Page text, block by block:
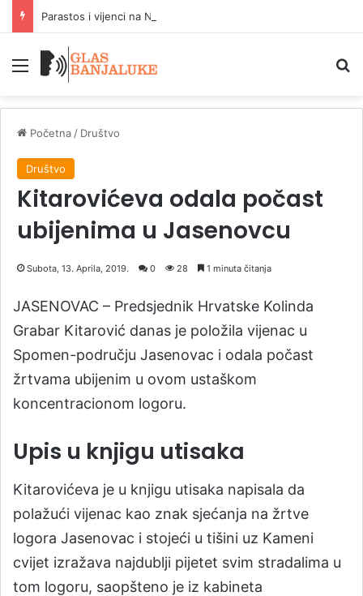
Parastos i vijenci na Novom Zejtinliku
Meni
Početna / Društvo
Društvo
Kitarovićeva odala počast
ubijenima u Jasenovcu
Subota, 13. Aprila, 2019. 0 28 1 minuta čitanja
JASENOVAC – Predsjednik Hrvatske Kolinda
Grabar Kitarović danas je položila vijenac u
Spomen-području Jasenovac i odala počast
žrtvama ubijenim u ovom ustaškom
koncentracionom logoru.
Upis u knjigu utisaka
Kitarovićeva je u knjigu utisaka napisala da
polažući vijenac kao znak sjećanja na žrtve
logora Jasenovac i stojeći u tišini uz Kameni
cvijet izražava najdublji pijetet svim stradalima u
tom logoru, saopšteno je iz kabineta